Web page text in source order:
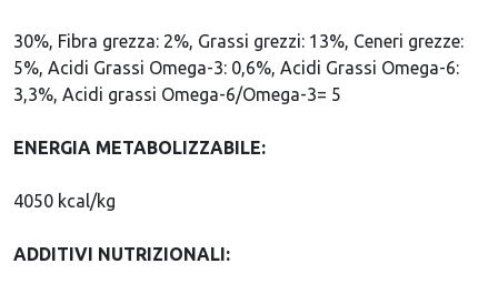
30%, Fibra grezza: 2%, Grassi grezzi: 13%, Ceneri grezze:
5%, Acidi Grassi Omega-3: 0,6%, Acidi Grassi Omega-6:
3,3%, Acidi grassi Omega-6/Omega-3= 5
ENERGIA METABOLIZZABILE:
4050 kcal/kg
ADDITIVI NUTRIZIONALI: